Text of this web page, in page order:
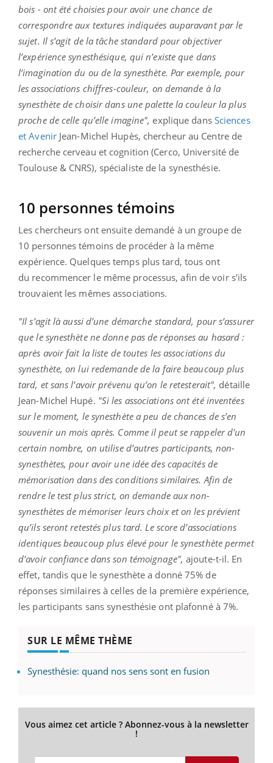
bois - ont été choisies pour avoir une chance de
correspondre aux textures indiquées auparavant par le
sujet. Il s’agit de la tâche standard pour objectiver
l’expérience synesthésique, qui n’existe que dans
l’imagination du ou de la synesthète. Par exemple, pour
les associations chiffres-couleur, on demande à la
synesthète de choisir dans une palette la couleur la plus
proche de celle qu’elle imagine", explique dansSciences
et AvenirJean-Michel Hupès, chercheur au Centre de
recherche cerveau et cognition (Cerco, Université de
Toulouse & CNRS), spécialiste de la synesthésie.
10 personnes témoins
Les chercheurs ont ensuite demandé à un groupe de
10 personnes témoins de procéder à la même
expérience. Quelques temps plus tard, tous ont
du recommencer le même processus, afin de voir s’ils
trouvaient les mêmes associations.
"Il s’agit là aussi d’une démarche standard, pour s’assurer
que le synesthète ne donne pas de réponses au hasard :
après avoir fait la liste de toutes les associations du
synesthète, on lui redemande de la faire beaucoup plus
tard, et sans l’avoir prévenu qu’on le retesterait", détaille
Jean-Michel Hupé. "Si les associations ont été inventées
sur le moment, le synesthète a peu de chances de s’en
souvenir un mois après. Comme il peut se rappeler d'un
certain nombre, on utilise d’autres participants, non-
synesthètes, pour avoir une idée des capacités de
mémorisation dans des conditions similaires. Afin de
rendre le test plus strict, on demande aux non-
synesthètes de mémoriser leurs choix et on les prévient
qu’ils seront retestés plus tard. Le score d’associations
identiques beaucoup plus élevé pour le synesthète permet
d’avoir confiance dans son témoignage", ajoute-t-il. En
effet, tandis que le synesthète a donné 75% de
réponses similaires à celles de la première expérience,
les participants sans synesthésie ont plafonné à 7%.
SUR LE MÊME THÈME
Synesthésie: quand nos sens sont en fusion
Vous aimez cet article ? Abonnez-vous à la newsletter
!